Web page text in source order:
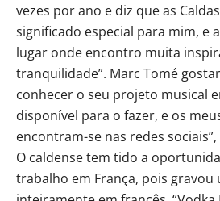
vezes por ano e diz que as
significado especial para mim, e
lugar onde encontro muita
tranquilidade”. Marc Tomé
conhecer o seu projeto musical
disponível para o fazer, e os
encontram-se nas redes
O caldense tem tido a
trabalho em França, pois gravou